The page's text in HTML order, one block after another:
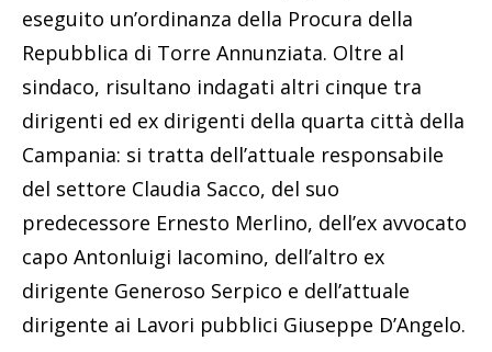
eseguito un’ordinanza della Procura della
Repubblica di Torre Annunziata. Oltre al
sindaco, risultano indagati altri cinque tra
dirigenti ed ex dirigenti della quarta città della
Campania: si tratta dell’attuale responsabile
del settore Claudia Sacco, del suo
predecessore Ernesto Merlino, dell’ex avvocato
capo Antonluigi Iacomino, dell’altro ex
dirigente Generoso Serpico e dell’attuale
dirigente ai Lavori pubblici Giuseppe D’Angelo.